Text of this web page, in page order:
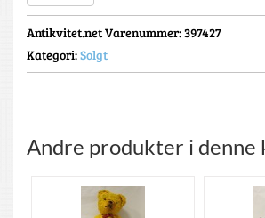
Antikvitet.net Varenummer: 397427
Kategori:Solgt
Andre produkter i denne